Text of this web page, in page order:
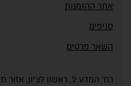
אתר ההזמנות
סניפים
השאר פרטים
רח' המדע 2, ראשון לציון, אזור תעשייה מעוין שורק